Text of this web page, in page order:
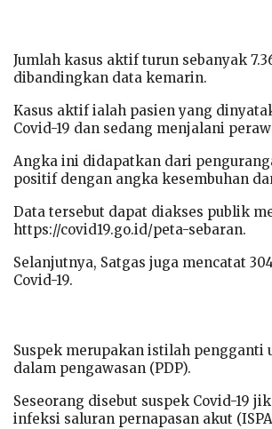
Jumlah kasus aktif turun sebanyak
dibandingkan data kemarin.
Kasus aktif ialah pasien yang
Covid-19 dan sedang menjalani
Angka ini didapatkan dari
positif dengan angka kesembuhan
Data tersebut dapat diakses publik
https://covid19.go.id/peta-sebaran.
Selanjutnya, Satgas juga mencatat
Covid-19.
Suspek merupakan istilah pengganti
dalam pengawasan (PDP).
Seseorang disebut suspek Covid-19
infeksi saluran pernapasan akut